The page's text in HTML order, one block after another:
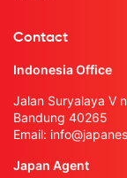
Contact
Indonesia Office
Jalan Suryalaya V
Bandung 40265
Email:
Japan Agent